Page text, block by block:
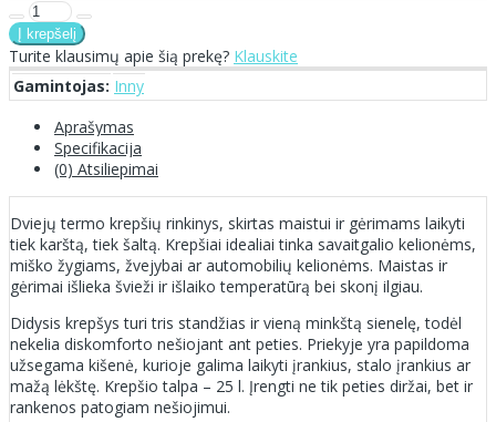
Turite klausimų apie šią prekę? Klauskite
Gamintojas: Inny
Aprašymas
Specifikacija
(0) Atsiliepimai
Dviejų termo krepšių rinkinys, skirtas maistui ir gėrimams laikyti
tiek karštą, tiek šaltą. Krepšiai idealiai tinka savaitgalio kelionėms,
miško žygiams, žvejybai ar automobilių kelionėms. Maistas ir
gėrimai išlieka švieži ir išlaiko temperatūrą bei skonį ilgiau.
Didysis krepšys turi tris standžias ir vieną minkštą sienelę, todėl
nekelia diskomforto nešiojant ant peties. Priekyje yra papildoma
užsegama kišenė, kurioje galima laikyti įrankius, stalo įrankius ar
mažą lėkštę. Krepšio talpa – 25 l. Įrengti ne tik peties diržai, bet ir
rankenos patogiam nešiojimui.